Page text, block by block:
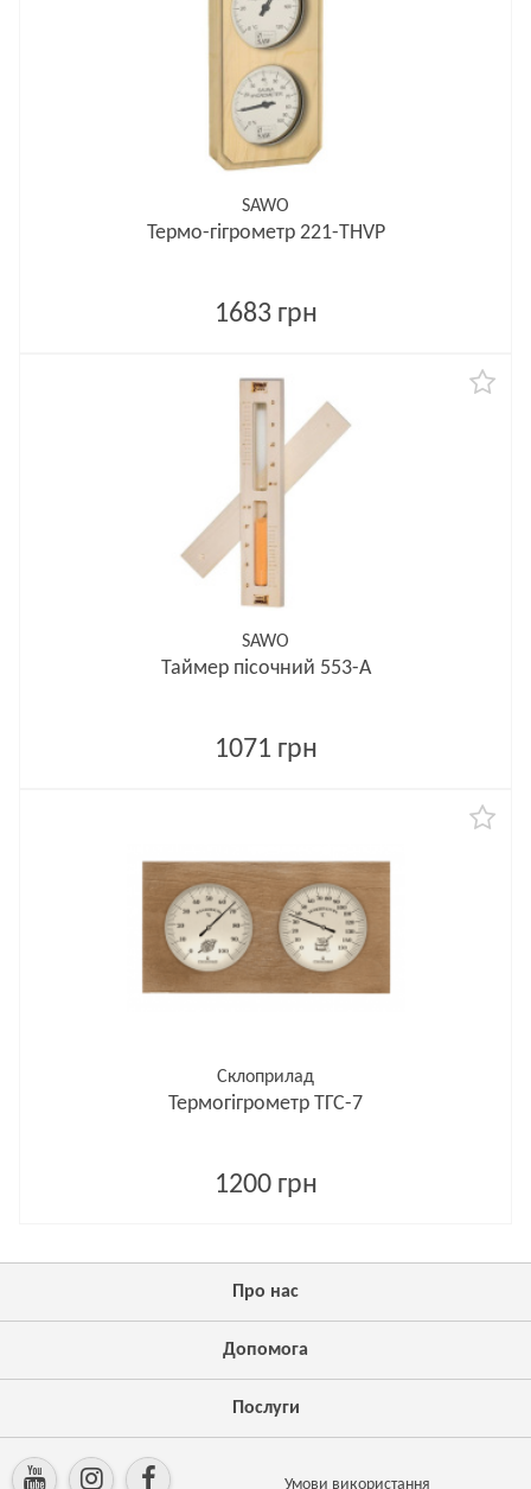
SAWO
Термо-гігрометр 221-THVP
1683 грн
SAWO
Таймер пісочний 553-A
1071 грн
Склоприлад
Термогігрометр ТГС-7
1200 грн
Про нас
Допомога
Послуги
Умови використання